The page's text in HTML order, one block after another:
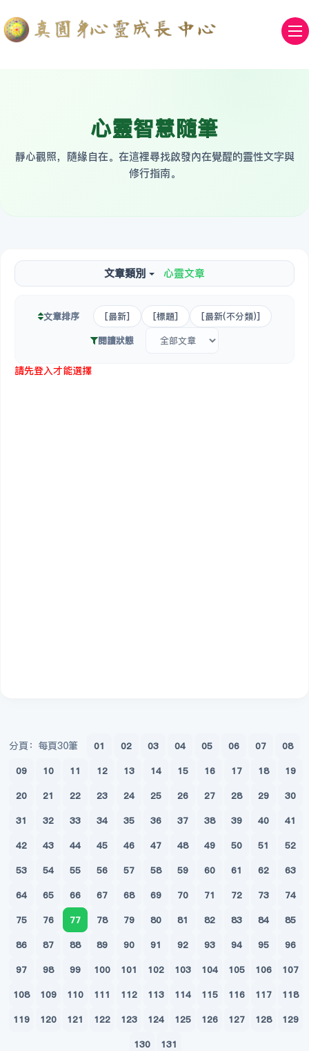
心靈智慧隨筆
靜心觀照，隨緣自在。在這裡尋找啟發內在覺醒的靈性文字與
修行指南。
文章類別 心靈文章
文章排序 [最新] [標題]
[最新(不分類)]
閱讀狀態
請先登入才能選擇
分頁：每頁30筆 01 02 03 04 05 06 07
08
09
10 11 12 13 14 15 16 17 18
19
20
21 22 23 24 25 26 27 28 29
30
31
32 33 34 35 36 37 38 39 40
41
42
43 44 45 46 47 48 49 50 51
52
53
54 55 56 57 58 59 60 61 62
63
64
65 66 67 68 69 70 71 72 73
74
75
76 77 78 79 80 81 82 83 84
85
86
87 88 89 90 91 92 93 94 95
96
97
98 99 100 101 102 103 104 105 106
107
108
109 110 111 112 113 114 115 116 117
118
119
120 121 122 123 124 125 126 127 128
129
130
131